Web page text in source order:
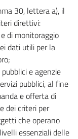
30, lettera a), il
direttivi:
di monitoraggio
dati utili per la
e agenzie
pubblici, al fine
e offerta di
dei criteri per
che operano
essenziali delle